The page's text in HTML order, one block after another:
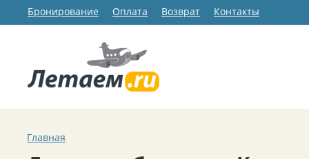
Бронирование Оплата Возврат Контакты
Главная